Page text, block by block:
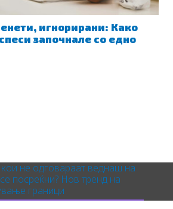
игнорирани: Како
започнале со едно
не одговараат веднаш на
посреќни? Нов тренд на
граници